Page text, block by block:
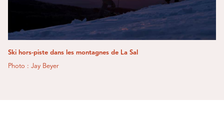
Ski hors-piste dans les montagnes de La Sal
Photo : Jay Beyer